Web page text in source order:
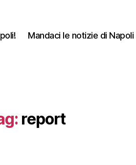
Mandaci le notizie di
report